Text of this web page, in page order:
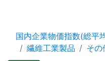
国内企業物価指数(総平
繊維工業製品
その